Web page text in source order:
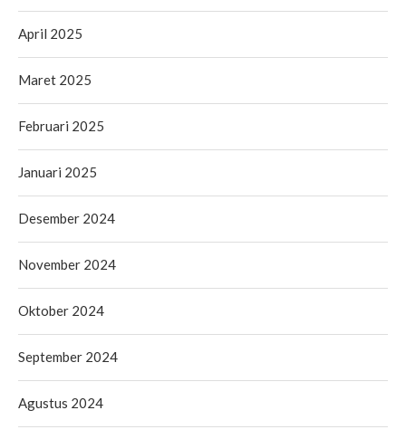
April 2025
Maret 2025
Februari 2025
Januari 2025
Desember 2024
November 2024
Oktober 2024
September 2024
Agustus 2024